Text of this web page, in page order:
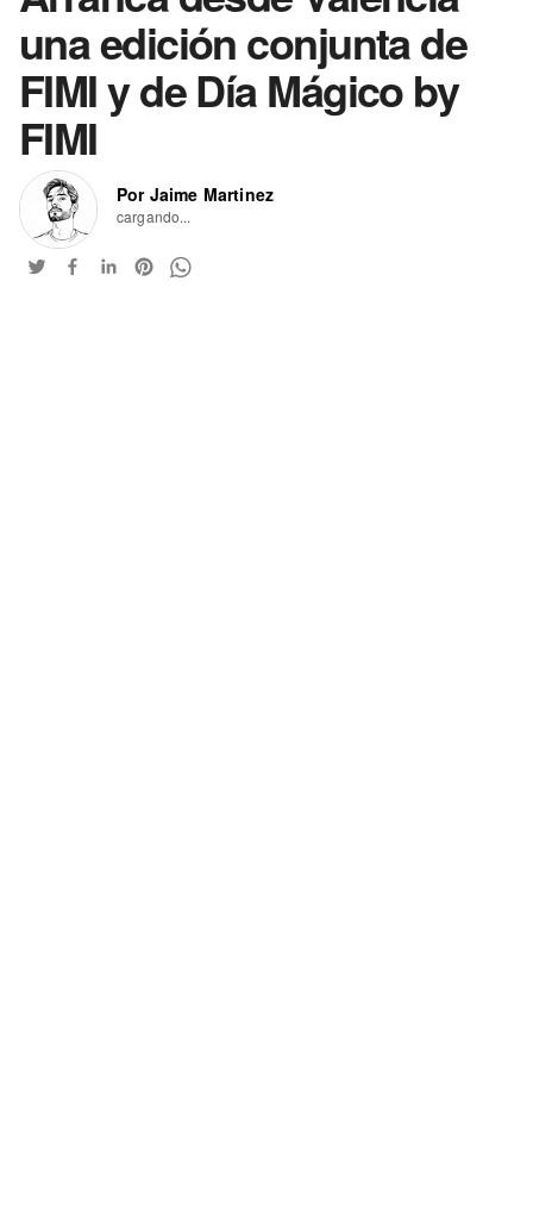
una edición conjunta de
FIMI y de Día Mágico by
FIMI
Por Jaime Martinez
cargando...